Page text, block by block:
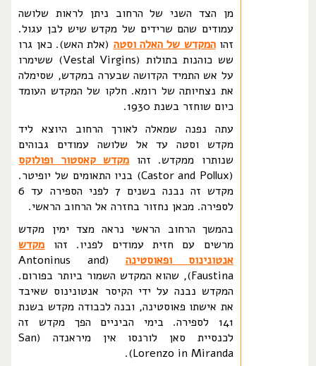
מן הצד השני של הרחוב ניתן לראות שלושה
עמודים שהם שרידים של מקדש שיש לבן עגול.
זהוהמקדש של האלה וסטה (אלת האש). כאן גרו
שש כוהנות בתולות (Vestal Virgins) ששימרו
על אש התמיד הקדושה שבערה במקדש, שסימלה
את נצחיותה של רומא. חלקו של המקדש העומד
כיום שוחזר בשנת 1930.
עתה נפנה שמאלה לאורך הרחוב היוצא ליד
מקדש וסטה עד אל שלושה עמודים גבוהים
שנותרו ממקדש. זהו מקדש קאסטור ופולוקס
(Castor and Pollux) בניו התאומים של יופיטר.
מקדש זה נבנה בשנים 7 לפני הספירה עד 6
לספירה. מכאן נחזור בחזרה אל הרחוב הראשי.
בהמשך הרחוב הראשי נראה מצד ימין מקדש
מרשים עם חזית עמודים לפניו. זהו מקדש
אנטונינוס ופאוסטינה
(Antoninus and
Faustina), שהוא המקדש השמור ביותר בפורום.
המקדש נבנה על ידי הקיסר אנטונינוס שאיבד
את אישתו פאוסטינה, ובנה לכבודה מקדש בשנת
141 לספירה. בימי הביניים הפך מקדש זה
לכנסיית סאן לורנסו אין מיראנדה (San
Lorenzo in Miranda).